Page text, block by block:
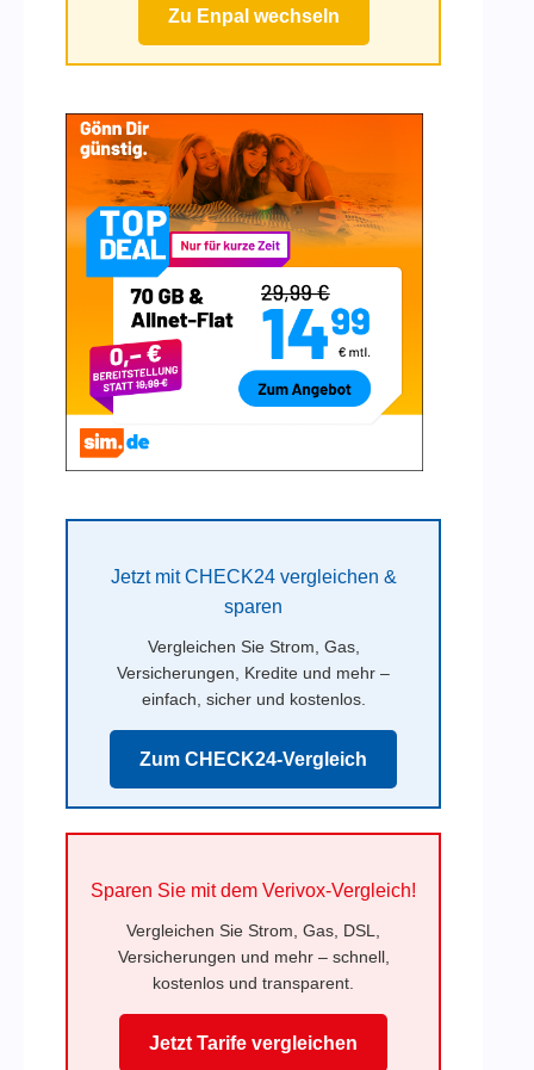
Zu Enpal wechseln
Jetzt mit CHECK24 vergleichen &
sparen
Vergleichen Sie Strom, Gas,
Versicherungen, Kredite und mehr –
einfach, sicher und kostenlos.
Zum CHECK24-Vergleich
Sparen Sie mit dem Verivox-Vergleich!
Vergleichen Sie Strom, Gas, DSL,
Versicherungen und mehr – schnell,
kostenlos und transparent.
Jetzt Tarife vergleichen